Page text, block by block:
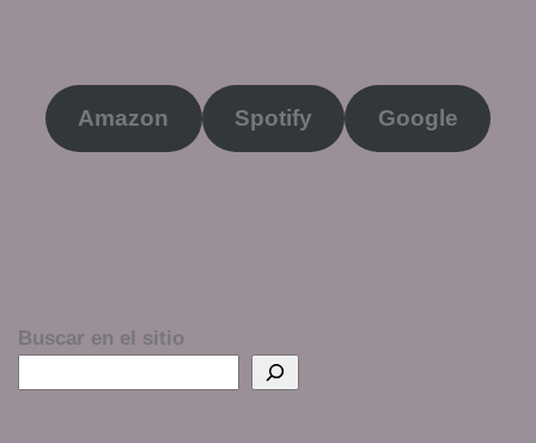
Amazon Spotify Google
Buscar en el sitio